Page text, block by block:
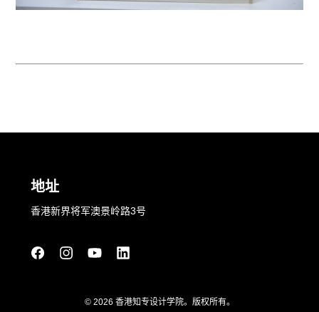
地址
香港新界将军澳景岭路3号
© 2026 香港知专设计学院。版权所有。